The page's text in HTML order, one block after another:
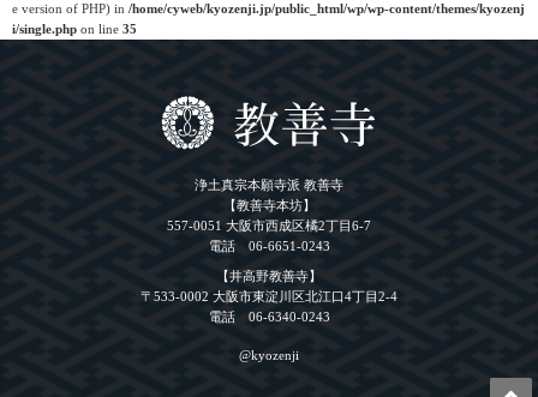
e version of PHP) in /home/cyweb/kyozenji.jp/public_html/wp/wp-content/themes/kyozenj
i/single.php on line 35
浄土真宗本願寺派 教善寺
【教善寺本坊】
557-0051 大阪市西成区橘2丁目6-7
電話 06-6651-0243
【井高野教善寺】
〒533-0002 大阪市東淀川区北江口4丁目2-4
電話 06-6340-0243
@kyozenji